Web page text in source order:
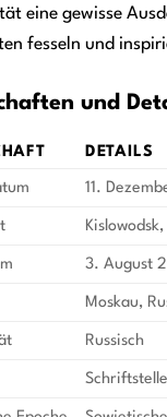
eine gewisse
fesseln und
und
DETAILS
11.
3. August
Moskau,
Russisch